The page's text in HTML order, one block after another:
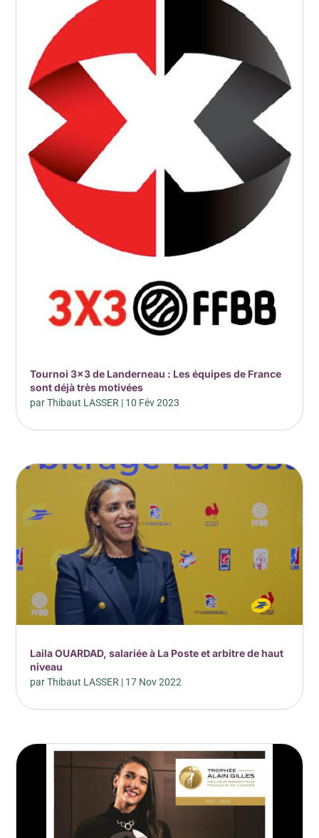
Tournoi 3×3 de Landerneau : Les équipes de France
sont déjà très motivées
parThibaut LASSER | 10 Fév 2023
Laila OUARDAD, salariée à La Poste et arbitre de haut
niveau
parThibaut LASSER | 17 Nov 2022